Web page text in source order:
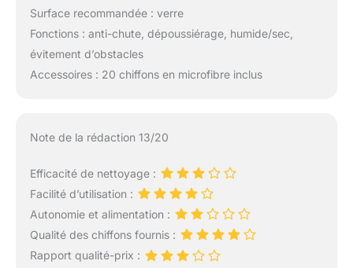
Surface recommandée : verre
Fonctions : anti-chute, dépoussiérage, humide/sec,
évitement d’obstacles
Accessoires : 20 chiffons en microfibre inclus
Note de la rédaction 13/20
Efficacité de nettoyage :
Facilité d’utilisation :
Autonomie et alimentation :
Qualité des chiffons fournis :
Rapport qualité-prix :